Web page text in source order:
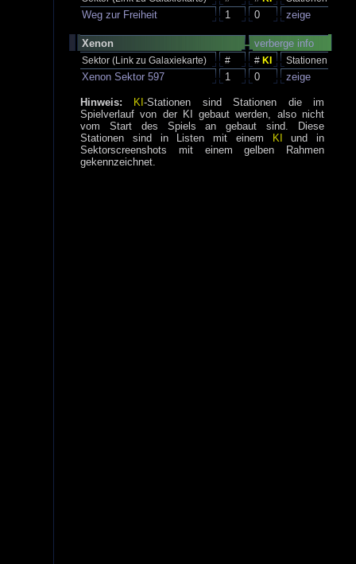
Weg zur Freiheit 1 0 zeige
Xenon verberge info
Sektor (Link zu Galaxiekarte) # # KI Stationen
Xenon Sektor 597 1 0 zeige
Hinweis: KI-Stationen sind Stationen die im
Spielverlauf von der KI gebaut werden, also nicht
vom Start des Spiels an gebaut sind. Diese
Stationen sind in Listen mit einem
KI
und in
Sektorscreenshots mit einem gelben Rahmen
gekennzeichnet.